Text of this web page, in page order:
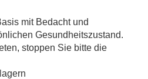
mit Bedacht und
Gesundheitszustand.
stoppen Sie bitte die